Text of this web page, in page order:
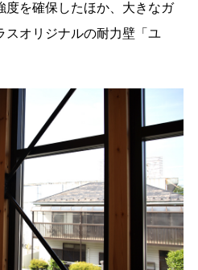
度を確保したほか、大きなガ
スオリジナルの耐力壁「ユ